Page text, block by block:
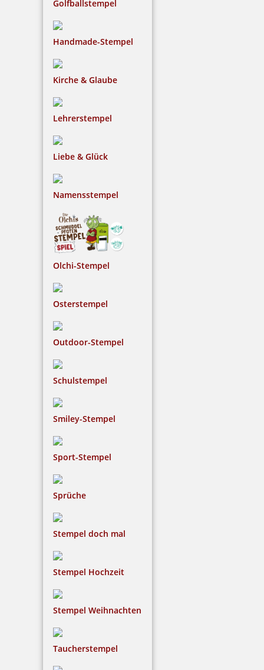
Golfballstempel
Handmade-Stempel
Kirche & Glaube
Lehrerstempel
Liebe & Glück
Namensstempel
Olchi-Stempel
Osterstempel
Outdoor-Stempel
Schulstempel
Smiley-Stempel
Sport-Stempel
Sprüche
Stempel doch mal
Stempel Hochzeit
Stempel Weihnachten
Taucherstempel